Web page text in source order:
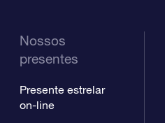
Nossos
presentes
Presente estrelar
on-line